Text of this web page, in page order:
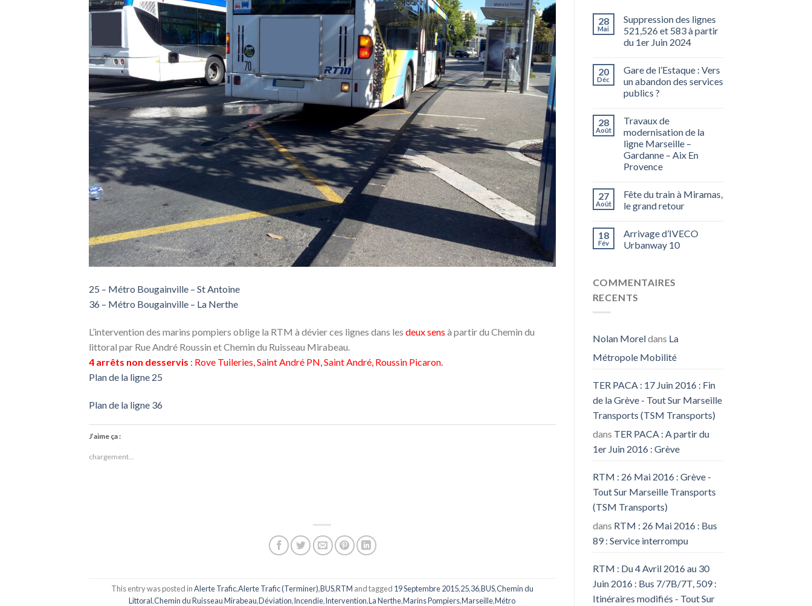
25 – Métro Bougainville – St Antoine
36 – Métro Bougainville – La Nerthe
L’intervention des marins pompiers oblige la RTM à dévier ces lignes dans les deux sens à partir du Chemin du
littoral par Rue André Roussin et Chemin du Ruisseau Mirabeau.
4 arrêts non desservis : Rove Tuileries, Saint André PN, Saint André, Roussin Picaron.
Plan de la ligne 25
Plan de la ligne 36
J’aime ça :
chargement…
This entry was posted inAlerte Trafic,Alerte Trafic (Terminer),BUS,RTM and tagged 19 Septembre 2015,25,36,BUS,Chemin du
Littoral,Chemin du Ruisseau Mirabeau,Déviation,Incendie,Intervention,La Nerthe,Marins Pompiers,Marseille,Métro
28
Mai
Suppression des lignes
521,526 et 583 à partir
du 1er Juin 2024
20
Déc
Gare de l’Estaque : Vers
un abandon des services
publics ?
28
Août
Travaux de
modernisation de la
ligne Marseille –
Gardanne – Aix En
Provence
27
Août
Fête du train à Miramas,
le grand retour
18
Fév
Arrivage d’IVECO
Urbanway 10
COMMENTAIRES
RECENTS
Nolan Moreldans La
Métropole Mobilité
TER PACA : 17 Juin 2016 : Fin
de la Grève - Tout Sur Marseille
Transports (TSM Transports)
dans TER PACA : A partir du
1er Juin 2016 : Grève
RTM : 26 Mai 2016 : Grève -
Tout Sur Marseille Transports
(TSM Transports)
dans RTM : 26 Mai 2016 : Bus
89 : Service interrompu
RTM : Du 4 Avril 2016 au 30
Juin 2016 : Bus 7/7B/7T, 509 :
Itinéraires modifiés - Tout Sur